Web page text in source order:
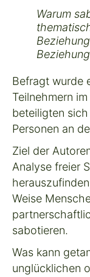
Warum
Befragt wurde
Teilnehmern
beteiligten
Personen an
Ziel der
Analyse freier
Weise
sabotieren.
Was kann
unglücklichen